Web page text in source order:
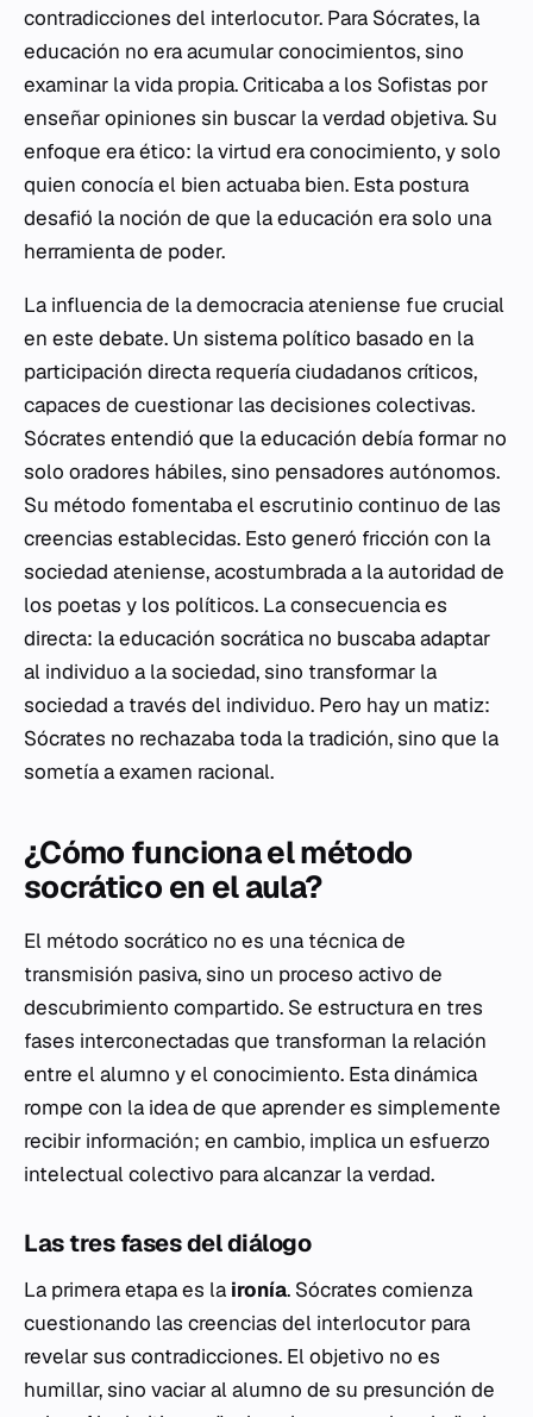
contradicciones del interlocutor. Para Sócrates, la
educación no era acumular conocimientos, sino
examinar la vida propia. Criticaba a los Sofistas por
enseñar opiniones sin buscar la verdad objetiva. Su
enfoque era ético: la virtud era conocimiento, y solo
quien conocía el bien actuaba bien. Esta postura
desafió la noción de que la educación era solo una
herramienta de poder.
La influencia de la democracia ateniense fue crucial
en este debate. Un sistema político basado en la
participación directa requería ciudadanos críticos,
capaces de cuestionar las decisiones colectivas.
Sócrates entendió que la educación debía formar no
solo oradores hábiles, sino pensadores autónomos.
Su método fomentaba el escrutinio continuo de las
creencias establecidas. Esto generó fricción con la
sociedad ateniense, acostumbrada a la autoridad de
los poetas y los políticos. La consecuencia es
directa: la educación socrática no buscaba adaptar
al individuo a la sociedad, sino transformar la
sociedad a través del individuo. Pero hay un matiz:
Sócrates no rechazaba toda la tradición, sino que la
sometía a examen racional.
¿Cómo funciona el método
socrático en el aula?
El método socrático no es una técnica de
transmisión pasiva, sino un proceso activo de
descubrimiento compartido. Se estructura en tres
fases interconectadas que transforman la relación
entre el alumno y el conocimiento. Esta dinámica
rompe con la idea de que aprender es simplemente
recibir información; en cambio, implica un esfuerzo
intelectual colectivo para alcanzar la verdad.
Las tres fases del diálogo
La primera etapa es la ironía. Sócrates comienza
cuestionando las creencias del interlocutor para
revelar sus contradicciones. El objetivo no es
humillar, sino vaciar al alumno de su presunción de